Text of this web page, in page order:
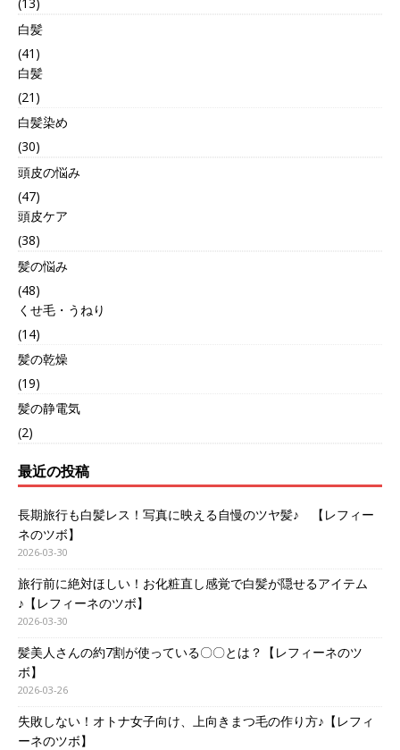
白髪
(41)
白髪
(21)
白髪染め
(30)
頭皮の悩み
(47)
頭皮ケア
(38)
髪の悩み
(48)
くせ毛・うねり
(14)
髪の乾燥
(19)
髪の静電気
(2)
最近の投稿
長期旅行も白髪レス！写真に映える自慢のツヤ髪♪ 【レフィー
ネのツボ】
2026-03-30
旅行前に絶対ほしい！お化粧直し感覚で白髪が隠せるアイテム
♪【レフィーネのツボ】
2026-03-30
髪美人さんの約7割が使っている〇〇とは？【レフィーネのツ
ボ】
2026-03-26
失敗しない！オトナ女子向け、上向きまつ毛の作り方♪【レフィ
ーネのツボ】